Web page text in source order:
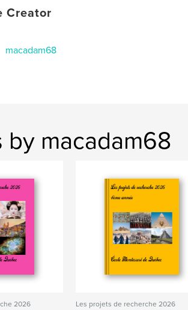
Creator
macadam68
by macadam68
2026
Les projets de recherche 2026